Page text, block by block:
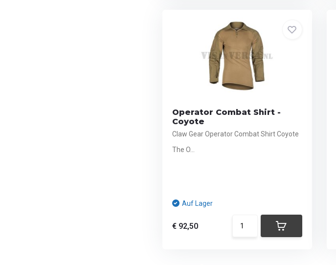
Operator Combat Shirt -
Coyote
Claw Gear Operator Combat Shirt Coyote
The O...
Auf Lager
€ 92,50